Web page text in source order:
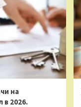
на
в 2026.